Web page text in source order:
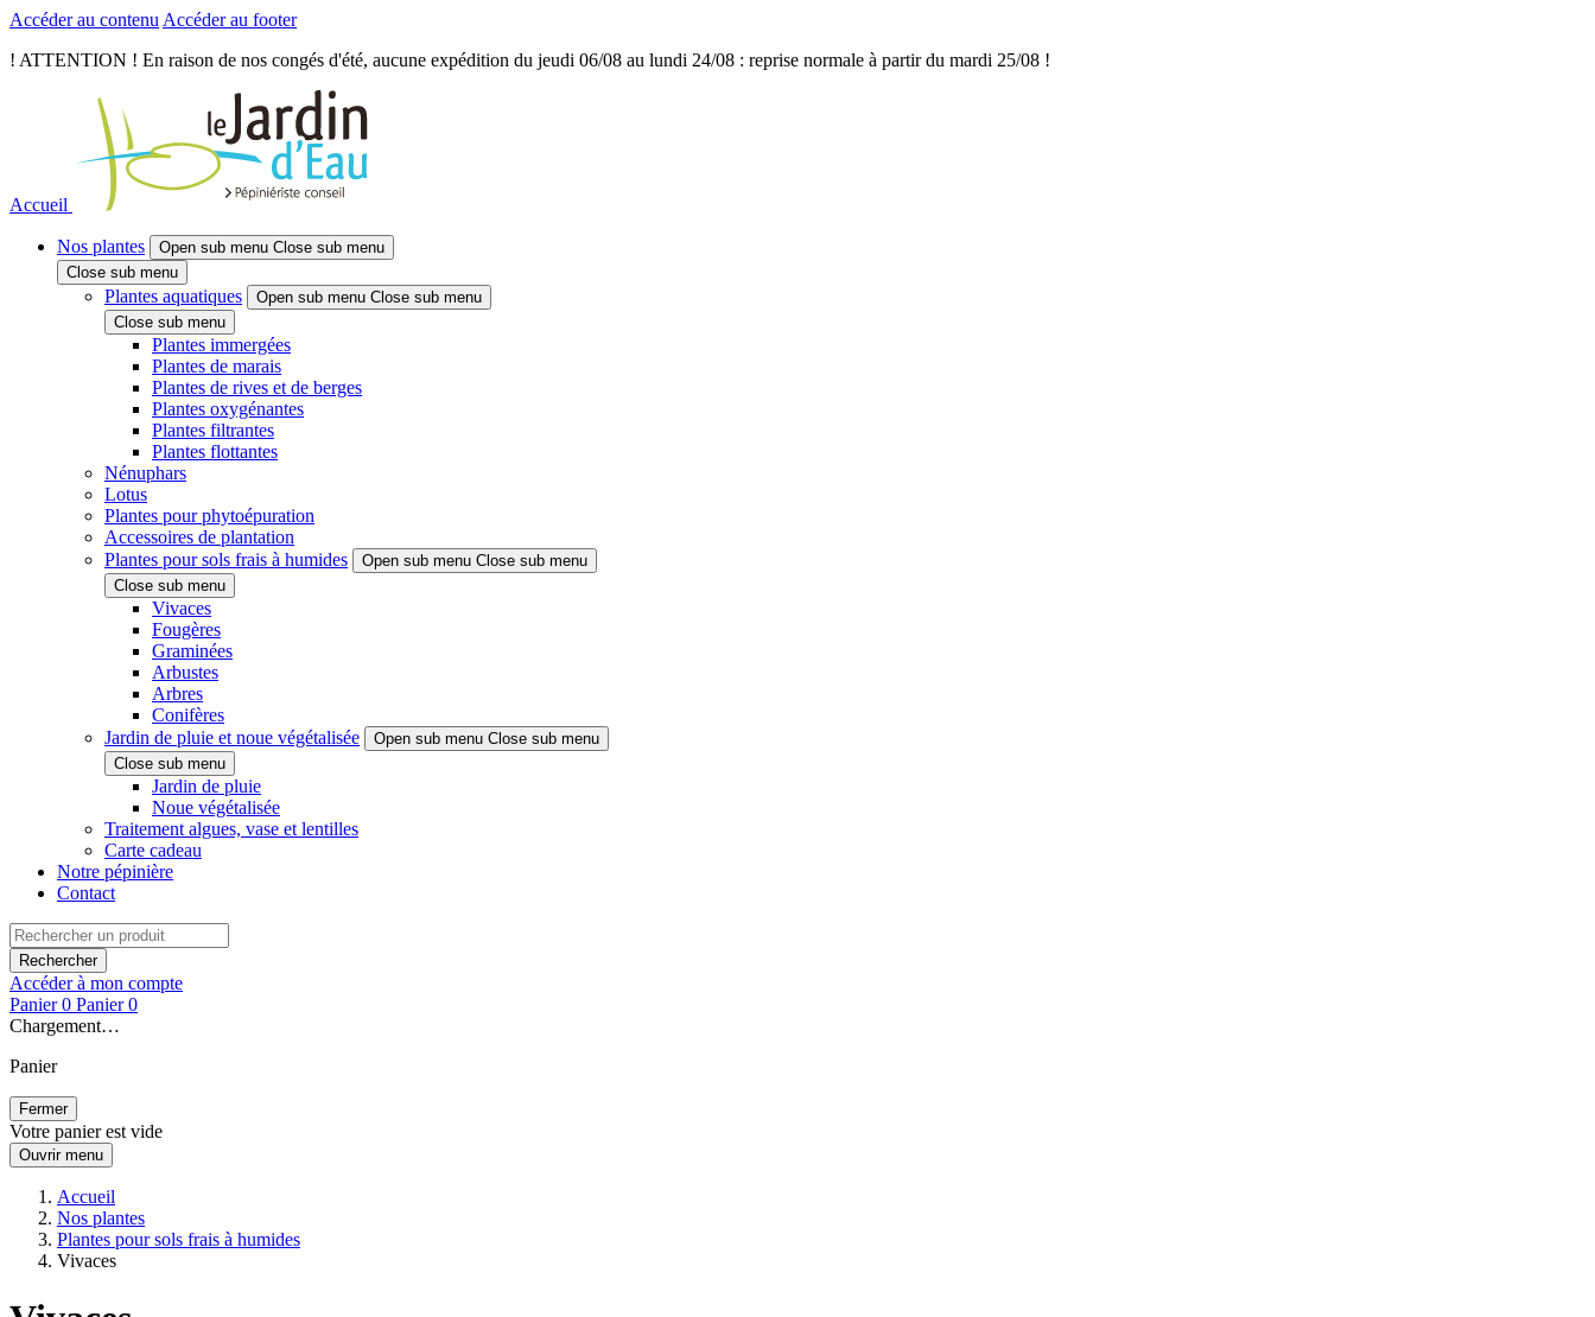
Accéder au contenu Accéder au footer
! ATTENTION ! En raison de nos congés d'été, aucune expédition du jeudi 06/08 au lundi 24/08 : reprise normale à partir du mardi 25/08 !
Accueil
Nos plantes Open sub menu Close sub menu
Close sub menu
Plantes aquatiques Open sub menu Close sub menu
Close sub menu
Plantes immergées
Plantes de marais
Plantes de rives et de berges
Plantes oxygénantes
Plantes filtrantes
Plantes flottantes
Nénuphars
Lotus
Plantes pour phytoépuration
Accessoires de plantation
Plantes pour sols frais à humides
Open sub menu Close sub menu
Close sub menu
Vivaces
Fougères
Graminées
Arbustes
Arbres
Conifères
Jardin de pluie et noue végétalisée
Open sub menu Close sub menu
Close sub menu
Jardin de pluie
Noue végétalisée
Traitement algues, vase et lentilles
Carte cadeau
Notre pépinière
Contact
Rechercher
Accéder à mon compte
Panier 0 Panier 0
Chargement…
Panier
Fermer
Votre panier est vide
Ouvrir menu
Accueil
Nos plantes
Plantes pour sols frais à humides
Vivaces